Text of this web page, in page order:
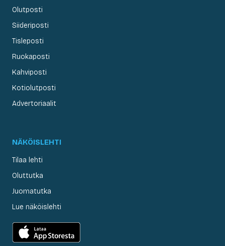
Olutposti
Siideriposti
Tisleposti
Ruokaposti
Kahviposti
Kotiolutposti
Advertoriaalit
NÄKÖISLEHTI
Tilaa lehti
Oluttutka
Juomatutka
Lue näköislehti